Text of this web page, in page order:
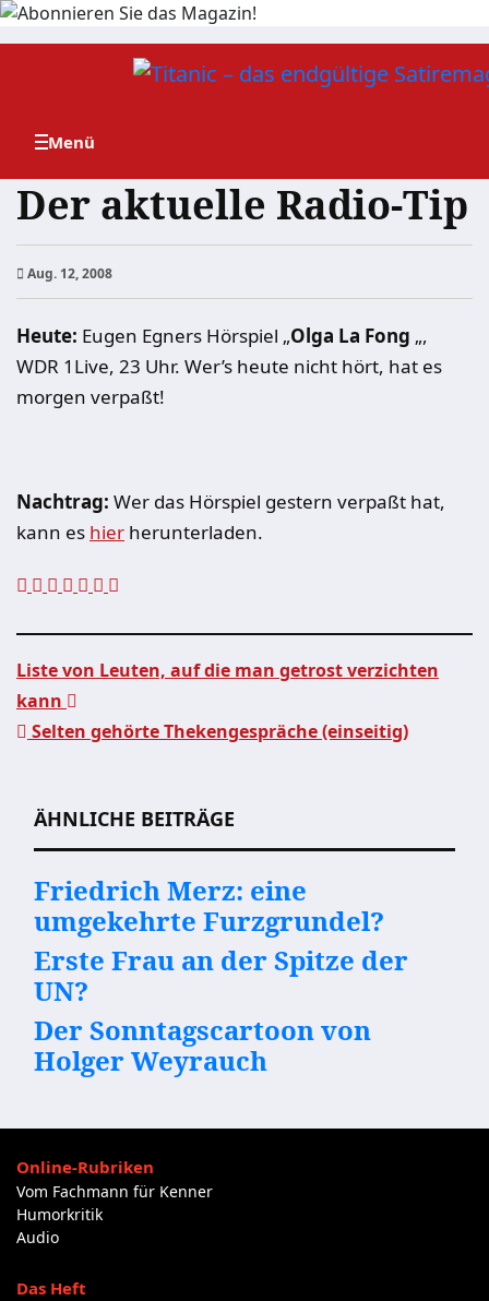
Zum
Der aktuelle Radio-Tip
Aug. 12, 2008
Heute: Eugen Egners Hörspiel „Olga La Fong „,
WDR 1Live, 23 Uhr. Wer’s heute nicht hört, hat es
morgen verpaßt!
Nachtrag: Wer das Hörspiel gestern verpaßt hat,
kann es hier herunterladen.
Beitragsnavigation
Liste von Leuten, auf die man getrost verzichten
kann
Selten gehörte Thekengespräche (einseitig)
ÄHNLICHE BEITRÄGE
Friedrich Merz: eine
umgekehrte Furzgrundel?
Erste Frau an der Spitze der
UN?
Der Sonntagscartoon von
Holger Weyrauch
Online-Rubriken
Vom Fachmann für Kenner
Humorkritik
Audio
Das Heft